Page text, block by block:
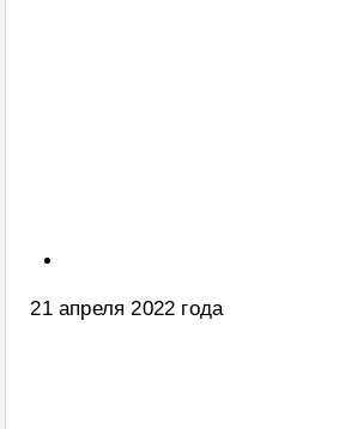
21 апреля 2022 года